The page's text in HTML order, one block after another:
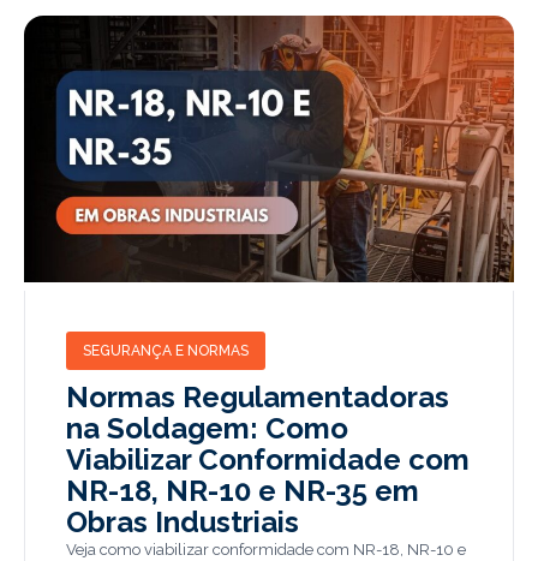
SEGURANÇA E NORMAS
Normas Regulamentadoras
na Soldagem: Como
Viabilizar Conformidade com
NR-18, NR-10 e NR-35 em
Obras Industriais
Veja como viabilizar conformidade com NR-18, NR-10 e